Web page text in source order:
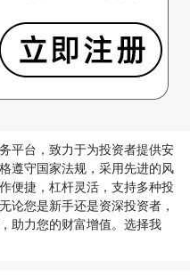
平台，致力于为投资者提供安
遵守国家法规，采用先进的风
便捷，杠杆灵活，支持多种投
论您是新手还是资深投资者，
助力您的财富增值。选择我